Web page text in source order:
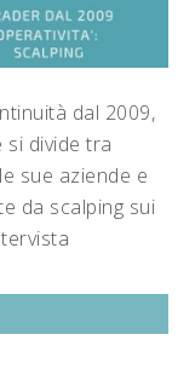
dal 2009,
si divide tra
sue aziende e
da scalping sui